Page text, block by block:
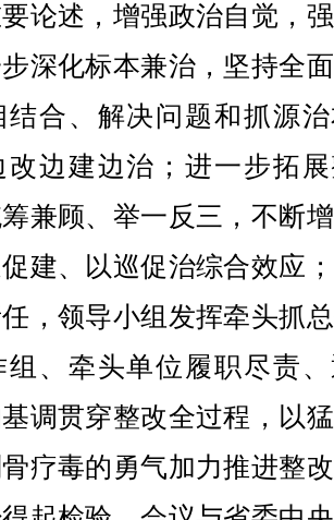
论述，增强政治自觉，
深化标本兼治，坚持全
结合、解决问题和抓源
改边建边治；进一步拓
兼顾、举一反三，不断
建、以巡促治综合效应
，领导小组发挥牵头抓
组、牵头单位履职尽责
调贯穿整改全过程，以
疗毒的勇气加力推进整